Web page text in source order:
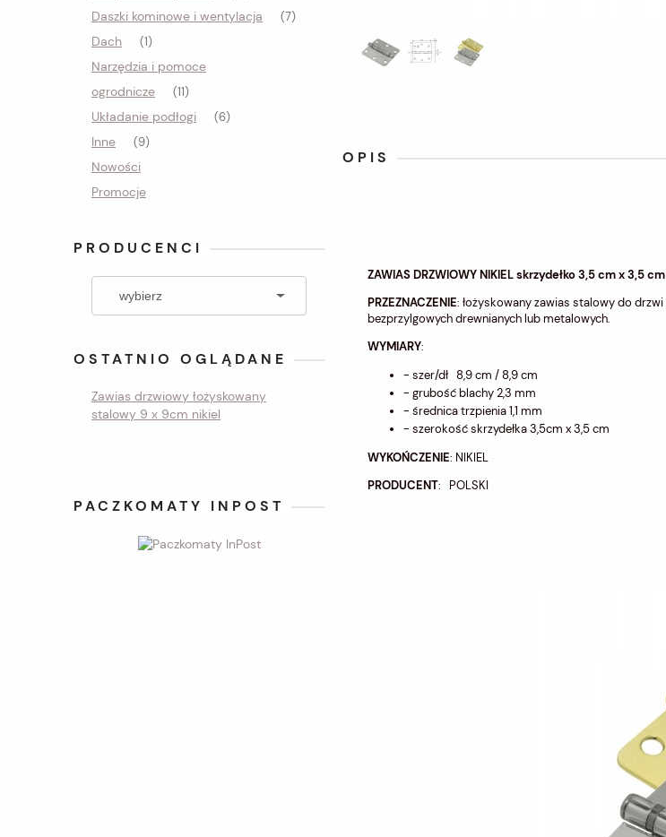
Daszki kominowe i wentylacja (7)
Dach (1)
Narzędzia i pomoce
ogrodnicze
(11)
Układanie podłogi (6)
Inne (9)
Nowości
Promocje
PRODUCENCI
OSTATNIO OGLĄDANE
Zawias drzwiowy łożyskowany
stalowy 9 x 9cm nikiel
PACZKOMATY INPOST
OPIS
ZAWIAS DRZWIOWY NIKIEL skrzydełko 3,5 cm x 3,5 cm
PRZEZNACZENIE: łożyskowany zawias stalowy do drzwi
bezprzylgowych drewnianych lub metalowych.
WYMIARY:
- szer/dł 8,9 cm / 8,9 cm
- grubość blachy 2,3 mm
- średnica trzpienia 1,1 mm
- szerokość skrzydełka 3,5cm x 3,5 cm
WYKOŃCZENIE: NIKIEL
PRODUCENT: POLSKI